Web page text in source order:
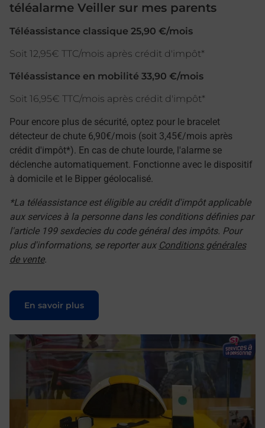
téléalarme Veiller sur mes parents
Téléassistance classique 25,90 €/mois
Soit 12,95€ TTC/mois après crédit d'impôt*
Téléassistance en mobilité 33,90 €/mois
Soit 16,95€ TTC/mois après crédit d'impôt*
Pour encore plus de sécurité, optez pour le bracelet
détecteur de chute 6,90€/mois (soit 3,45€/mois après
crédit d'impôt*). En cas de chute lourde, l'alarme se
déclenche automatiquement. Fonctionne avec le dispositif
à domicile et le Bipper géolocalisé.
*La téléassistance est éligible au crédit d'impôt applicable
aux services à la personne dans les conditions définies par
l'article 199 sexdecies du code général des impôts. Pour
plus d'informations, se reporter aux Conditions générales
de vente.
En savoir plus
Le lien s'ouvre dans un nouvel onglet